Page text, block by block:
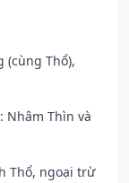
(cùng Thổ),
Nhâm Thìn và
Thổ, ngoại trừ